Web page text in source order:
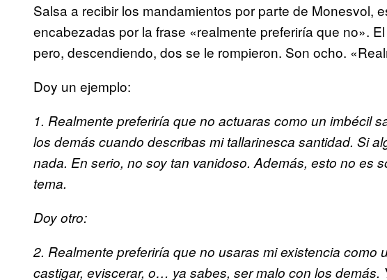
Salsa a recibir los mandamientos por parte de Monesvol,
encabezadas por la frase «realmente preferiría que no».
pero, descendiendo, dos se le rompieron. Son ocho.
Doy un ejemplo:
1. Realmente preferiría que no actuaras como un imbécil
los demás cuando describas mi tallarinesca santidad. Si
nada. En serio, no soy tan vanidoso. Además, esto no es
tema.
Doy otro:
2. Realmente preferiría que no usaras mi existencia como
castigar, eviscerar, o… ya sabes, ser malo con los demás.